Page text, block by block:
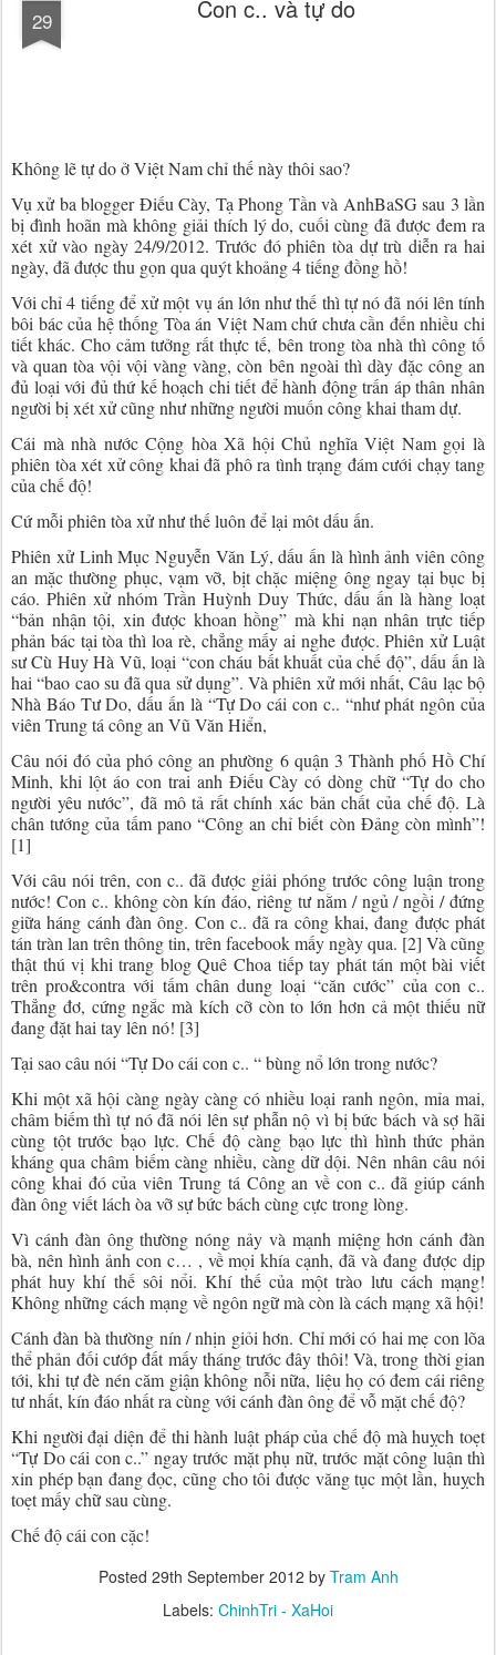
29 Con c.. và tự do
Không lẽ tự do ở Việt Nam chỉ thế này thôi sao?
Vụ xử ba blogger Điếu Cày, Tạ Phong Tần và AnhBaSG sau 3 lần
bị đình hoãn mà không giải thích lý do, cuối cùng đã được đem ra
xét xử vào ngày 24/9/2012. Trước đó phiên tòa dự trù diễn ra hai
ngày, đã được thu gọn qua quýt khoảng 4 tiếng đồng hồ!
Với chỉ 4 tiếng để xử một vụ án lớn như thế thì tự nó đã nói lên tính
bôi bác của hệ thống Tòa án Việt Nam chứ chưa cần đến nhiều chi
tiết khác. Cho cảm tưởng rất thực tế, bên trong tòa nhà thì công tố
và quan tòa vội vội vàng vàng, còn bên ngoài thì dày đặc công an
đủ loại với đủ thứ kế hoạch chi tiết để hành động trấn áp thân nhân
người bị xét xử cũng như những người muốn công khai tham dự.
Cái mà nhà nước Cộng hòa Xã hội Chủ nghĩa Việt Nam gọi là
phiên tòa xét xử công khai đã phô ra tình trạng đám cưới chạy tang
của chế độ!
Cứ mỗi phiên tòa xử như thế luôn để lại môt dấu ấn.
Phiên xử Linh Mục Nguyễn Văn Lý, dấu ấn là hình ảnh viên công
an mặc thường phục, vạm vỡ, bịt chặc miệng ông ngay tại bục bị
cáo. Phiên xử nhóm Trần Huỳnh Duy Thức, dấu ấn là hàng loạt
“bản nhận tội, xin được khoan hồng” mà khi nạn nhân trực tiếp
phản bác tại tòa thì loa rè, chẳng mấy ai nghe được. Phiên xử Luật
sư Cù Huy Hà Vũ, loại “con cháu bất khuất của chế độ”, dấu ấn là
hai “bao cao su đã qua sử dụng”. Và phiên xử mới nhất, Câu lạc bộ
Nhà Báo Tư Do, dấu ấn là “Tự Do cái con c.. “như phát ngôn của
viên Trung tá công an Vũ Văn Hiển,
Câu nói đó của phó công an phường 6 quận 3 Thành phố Hồ Chí
Minh, khi lột áo con trai anh Điếu Cày có dòng chữ “Tự do cho
người yêu nước”, đã mô tả rất chính xác bản chất của chế độ. Là
chân tướng của tấm pano “Công an chỉ biết còn Đảng còn mình”!
[1]
Với câu nói trên, con c.. đã được giải phóng trước công luận trong
nước! Con c.. không còn kín đáo, riêng tư nằm / ngủ / ngồi / đứng
giữa háng cánh đàn ông. Con c.. đã ra công khai, đang được phát
tán tràn lan trên thông tin, trên facebook mấy ngày qua. [2] Và cũng
thật thú vị khi trang blog Quê Choa tiếp tay phát tán một bài viết
trên pro&contra với tấm chân dung loại “căn cước” của con c..
Thẳng đơ, cứng ngắc mà kích cỡ còn to lớn hơn cả một thiếu nữ
đang đặt hai tay lên nó! [3]
Tại sao câu nói “Tự Do cái con c.. “ bùng nổ lớn trong nước?
Khi một xã hội càng ngày càng có nhiều loại ranh ngôn, mỉa mai,
châm biếm thì tự nó đã nói lên sự phẫn nộ vì bị bức bách và sợ hãi
cùng tột trước bạo lực. Chế độ càng bạo lực thì hình thức phản
kháng qua châm biếm càng nhiều, càng dữ dội. Nên nhân câu nói
công khai đó của viên Trung tá Công an về con c.. đã giúp cánh
đàn ông viết lách òa vỡ sự bức bách cùng cực trong lòng.
Vì cánh đàn ông thường nóng nảy và mạnh miệng hơn cánh đàn
bà, nên hình ảnh con c… , về mọi khía cạnh, đã và đang được dịp
phát huy khí thế sôi nổi. Khí thế của một trào lưu cách mạng!
Không những cách mạng về ngôn ngữ mà còn là cách mạng xã hội!
Cánh đàn bà thường nín / nhịn giỏi hơn. Chỉ mới có hai mẹ con lõa
thể phản đối cướp đất mấy tháng trước đây thôi! Và, trong thời gian
tới, khi tự đè nén căm giận không nỗi nữa, liệu họ có đem cái riêng
tư nhất, kín đáo nhất ra cùng với cánh đàn ông để vỗ mặt chế độ?
Khi người đại diện để thi hành luật pháp của chế độ mà huỵch toẹt
“Tự Do cái con c..” ngay trước mặt phụ nữ, trước mặt công luận thì
xin phép bạn đang đọc, cũng cho tôi được văng tục một lần, huỵch
toẹt mấy chữ sau cùng.
Chế độ cái con cặc!
Posted 29th September 2012 by Tram Anh
Labels: ChinhTri - XaHoi